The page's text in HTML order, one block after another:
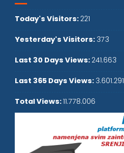
Today's Visitors: 221
Yesterday's Visitors: 373
Last 30 Days Views: 241.663
Last 365 Days Views: 3.601.291
Total Views:11.778.006